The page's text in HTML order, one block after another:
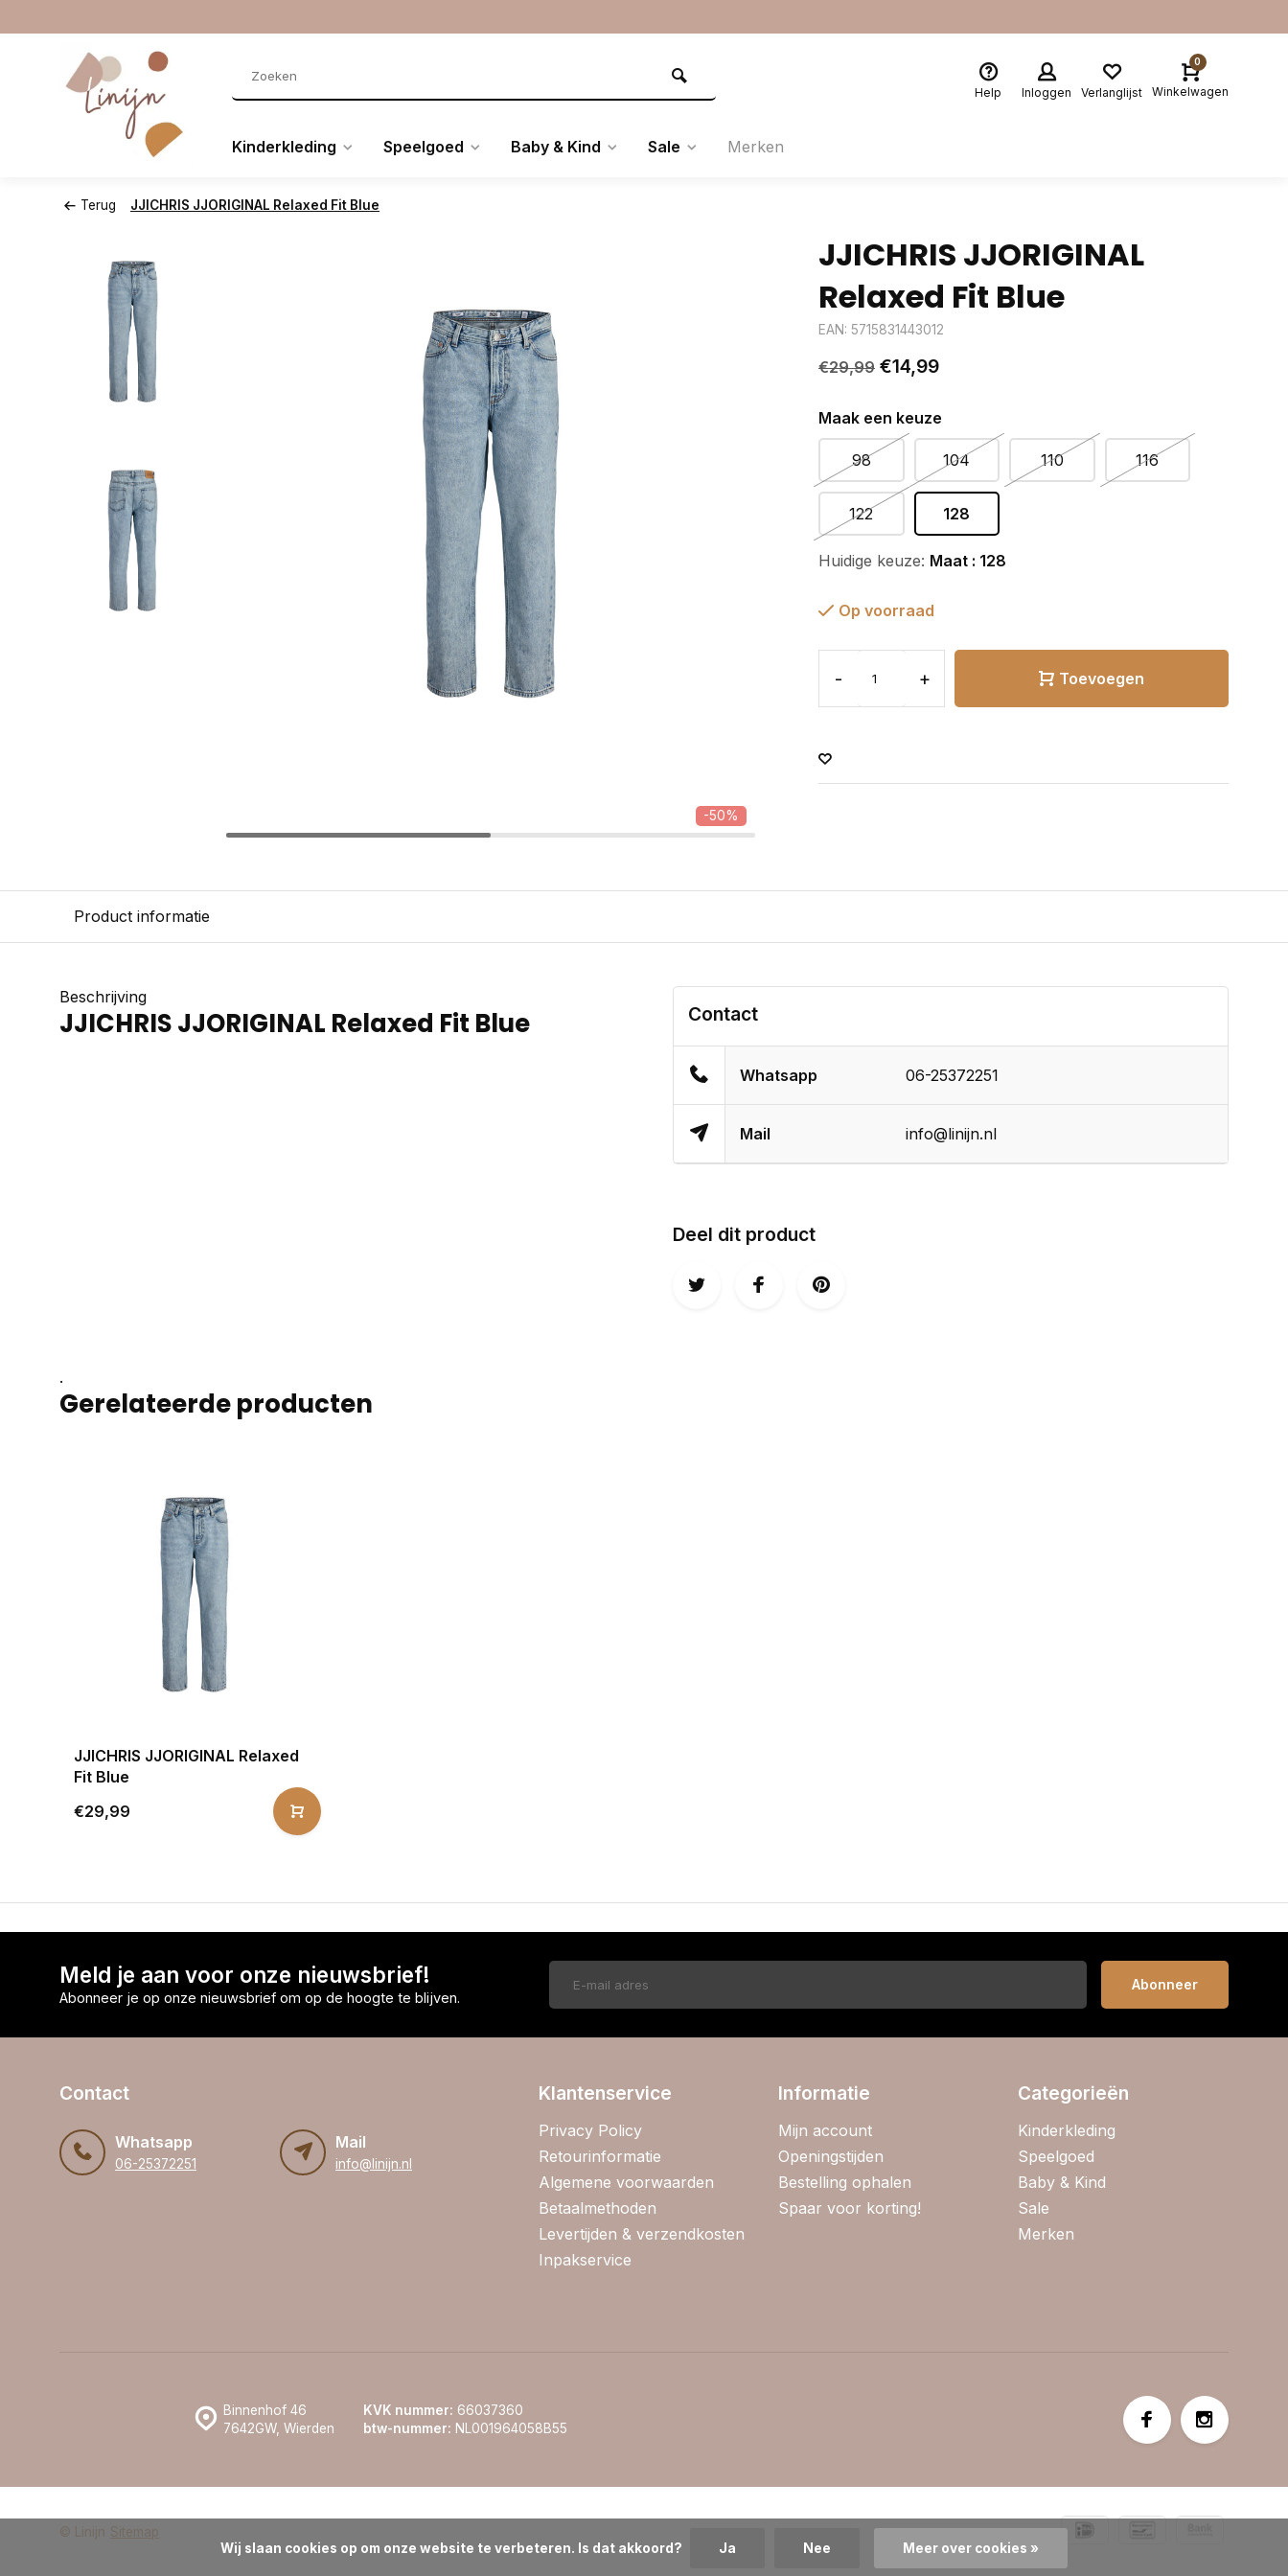
Help Inloggen Verlanglijst
0
Winkelwagen
Kinderkleding Speelgoed Baby & Kind Sale Merken
Terug JJICHRIS JJORIGINAL Relaxed Fit Blue
-50%
JJICHRIS JJORIGINAL
Relaxed Fit Blue
EAN: 5715831443012
€29,99 €14,99
Maak een keuze
98 104 110 116
122 128
Huidige keuze: Maat : 128
Op voorraad
- + Toevoegen
Product informatie
Beschrijving
JJICHRIS JJORIGINAL Relaxed Fit Blue Contact
Whatsapp 06-25372251
Mail info@linijn.nl
Deel dit product
.
Gerelateerde producten
JJICHRIS JJORIGINAL Relaxed
Fit Blue
€29,99
Meld je aan voor onze nieuwsbrief!
Abonneer je op onze nieuwsbrief om op de hoogte te blijven.
Abonneer
Contact
Whatsapp
06-25372251
Mail
info@linijn.nl
Klantenservice
Privacy Policy
Retourinformatie
Algemene voorwaarden
Betaalmethoden
Levertijden & verzendkosten
Inpakservice
Informatie
Mijn account
Openingstijden
Bestelling ophalen
Spaar voor korting!
Categorieën
Kinderkleding
Speelgoed
Baby & Kind
Sale
Merken
Binnenhof 46
7642GW, Wierden
KVK nummer: 66037360
btw-nummer: NL001964058B55
© Linijn Sitemap
Wij slaan cookies op om onze website te verbeteren. Is dat akkoord?
Ja Nee Meer over cookies »